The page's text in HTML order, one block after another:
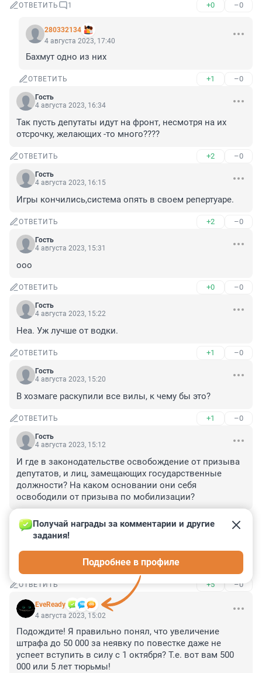
ОТВЕТИТЬ 1 +0 –0
280332134
4 августа 2023, 17:40
Бахмут одно из них
ОТВЕТИТЬ +1 –0
Гость
4 августа 2023, 16:34
Так пусть депутаты идут на фронт, несмотря на их
отсрочку, желающих -то много????
ОТВЕТИТЬ +2 –0
Гость
4 августа 2023, 16:15
Игры кончились,система опять в своем репертуаре.
ОТВЕТИТЬ +2 –0
Гость
4 августа 2023, 15:31
ооо
ОТВЕТИТЬ +0 –0
Гость
4 августа 2023, 15:22
Неа. Уж лучше от водки.
ОТВЕТИТЬ +1 –0
Гость
4 августа 2023, 15:20
В хозмаге раскупили все вилы, к чему бы это?
ОТВЕТИТЬ +1 –0
Гость
4 августа 2023, 15:12
И где в законодательстве освобождение от призыва
депутатов, и лиц, замещающих государственные
должности? На каком основании они себя
освободили от призыва по мобилизации?
ОТВЕТИТЬ –0
Гость
Лучше в тюрьму чем в чернозём.
ОТВЕТИТЬ +5 –0
EveReady
Получай награды за комментарии и другие
задания!
Подробнее в профиле
4 августа 2023, 15:02
Подождите! Я правильно понял, что увеличение
штрафа до 50 000 за неявку по повестке даже не
успеет вступить в силу с 1 октября? Т.е. вот вам 500
000 или 5 лет тюрьмы!